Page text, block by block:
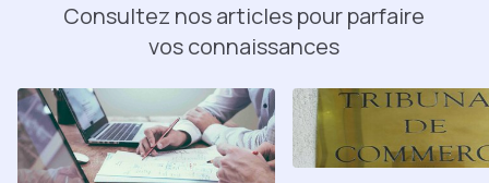
Consultez nos articles pour parfaire
vos connaissances